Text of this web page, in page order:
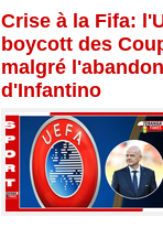
Crise à la Fifa:
boycott des
malgré
d'Infantino